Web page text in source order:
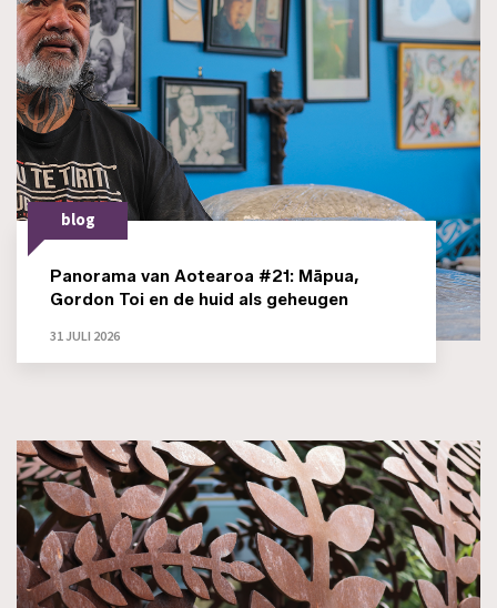
blog
Panorama van Aotearoa #21: Māpua,
Gordon Toi en de huid als geheugen
31 JULI 2026